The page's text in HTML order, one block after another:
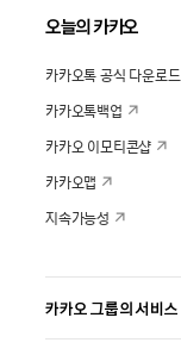
오늘의 카카오
카카오톡 공식 다운로드
카카오톡백업
카카오 이모티콘샵
카카오맵
지속가능성
카카오 그룹의 서비스